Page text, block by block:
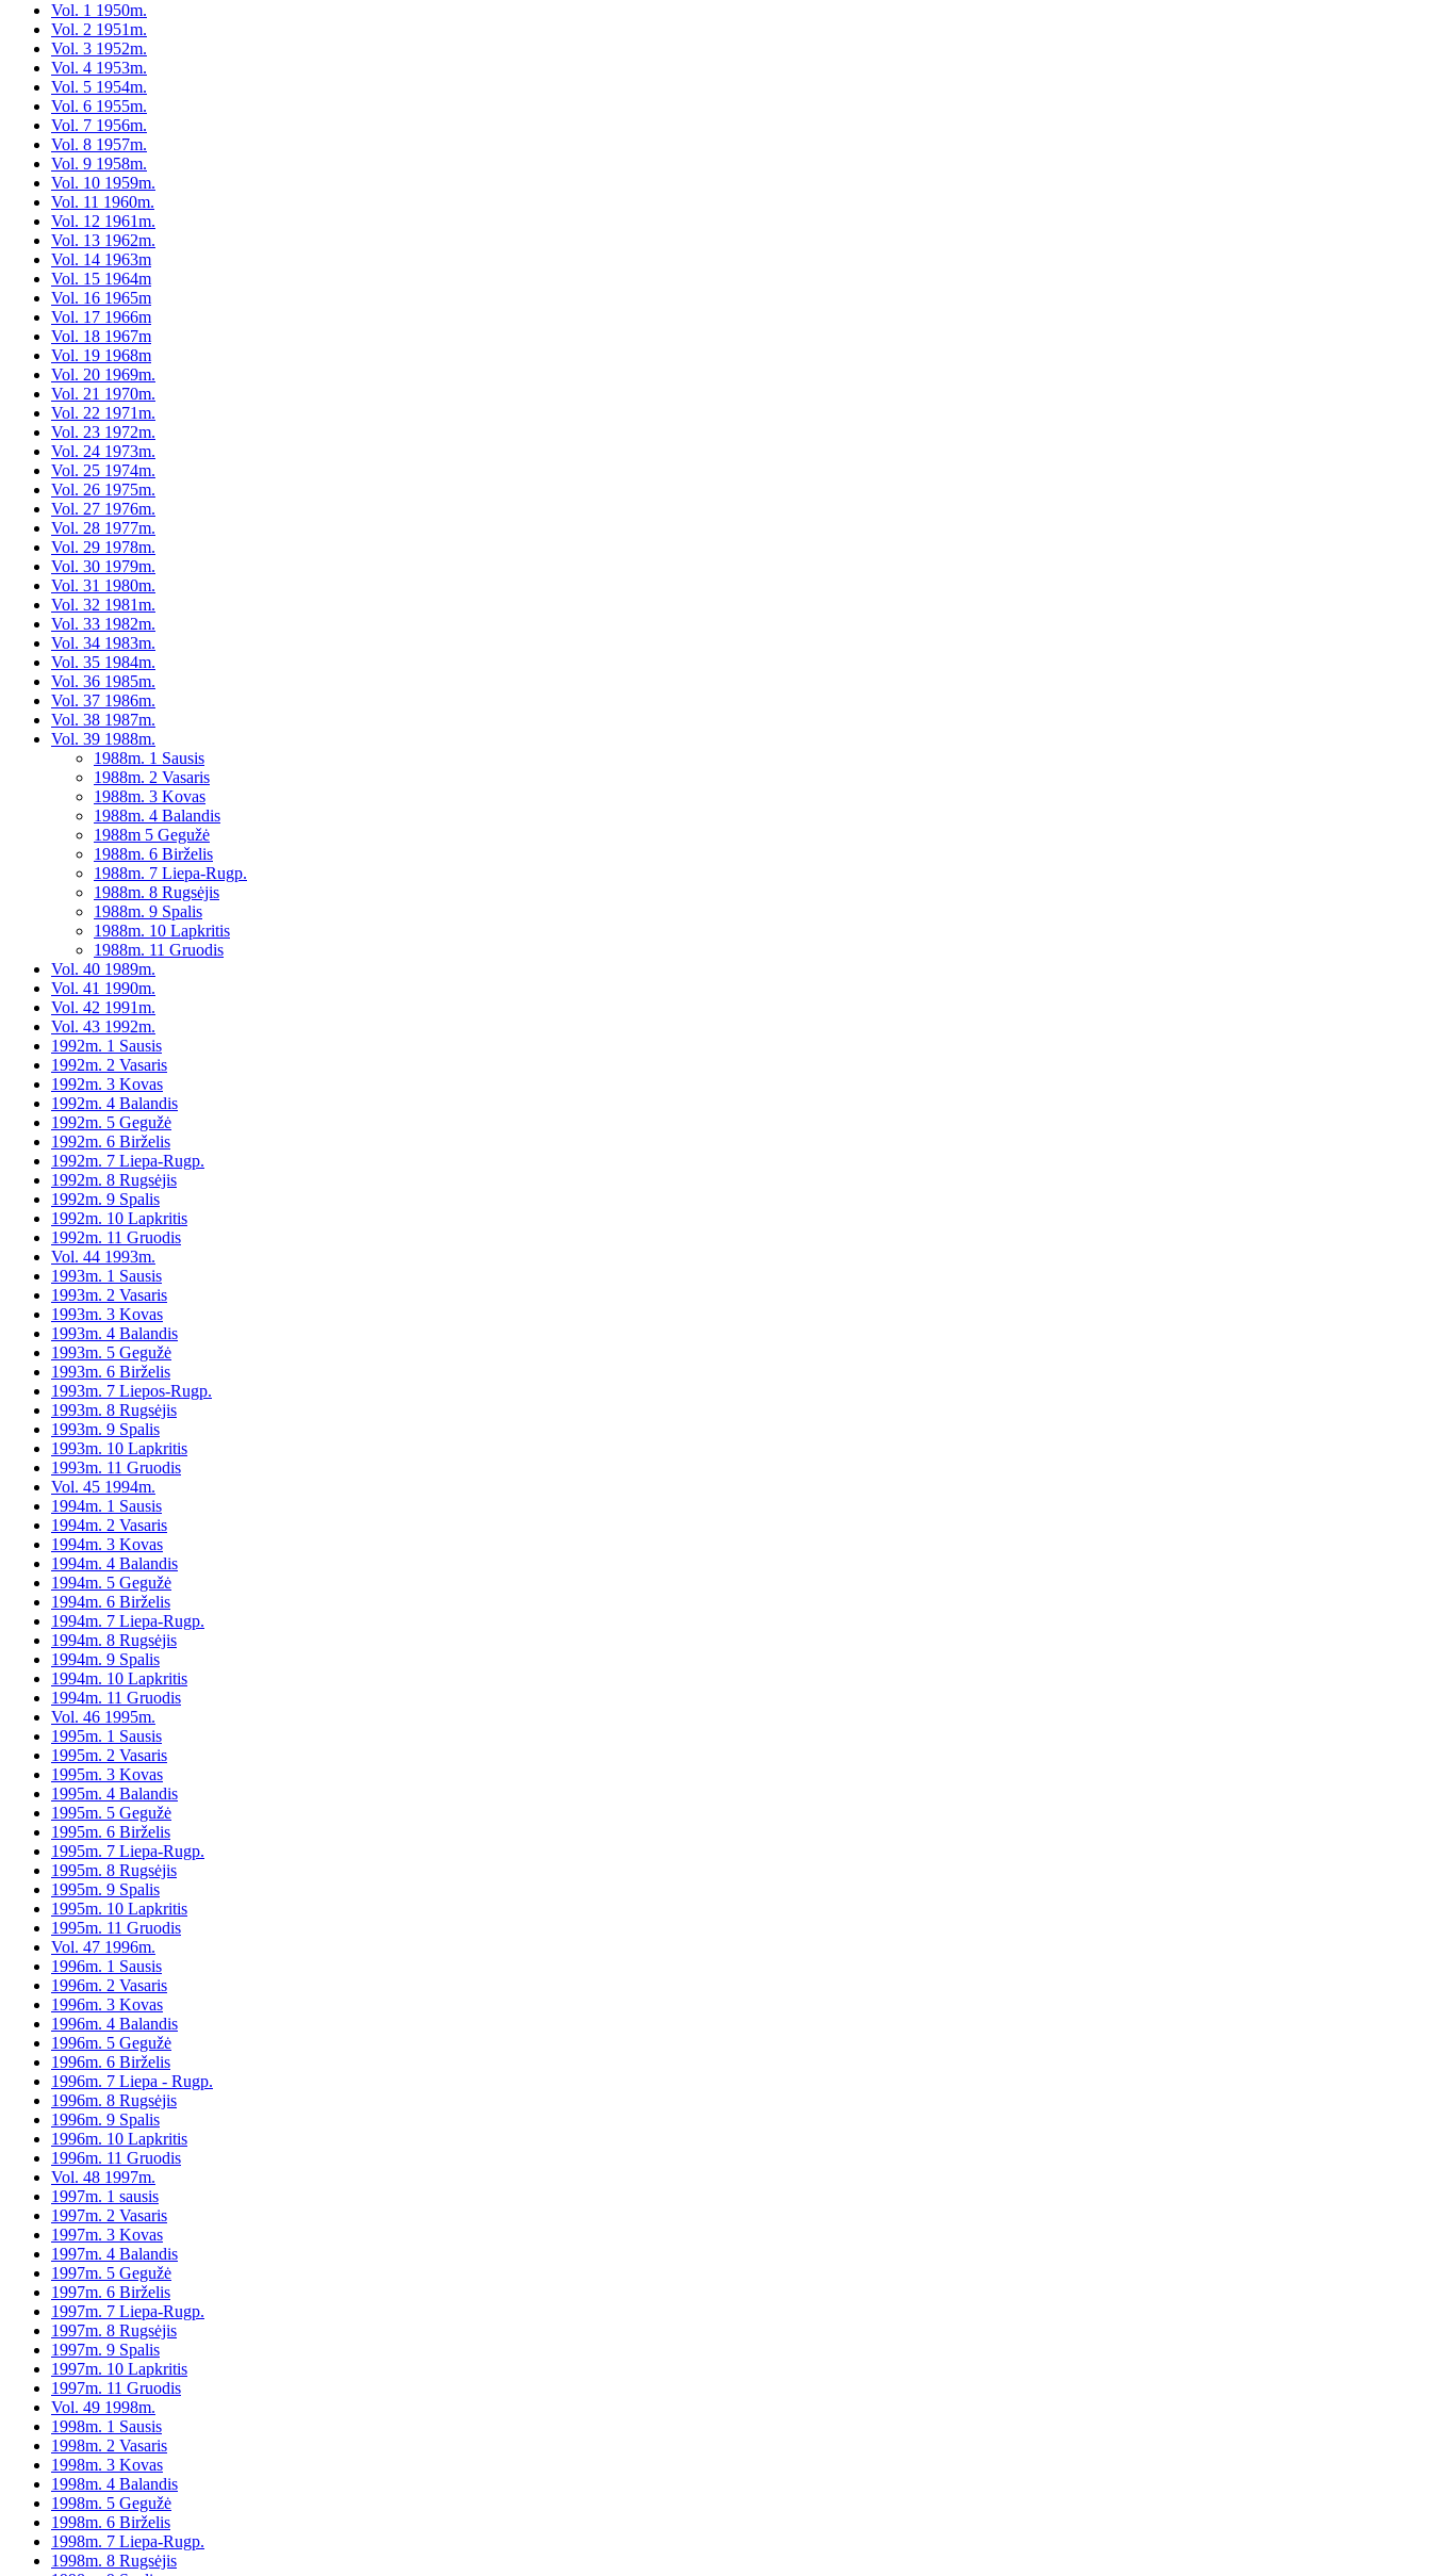
Vol. 1 1950m.
Vol. 2 1951m.
Vol. 3 1952m.
Vol. 4 1953m.
Vol. 5 1954m.
Vol. 6 1955m.
Vol. 7 1956m.
Vol. 8 1957m.
Vol. 9 1958m.
Vol. 10 1959m.
Vol. 11 1960m.
Vol. 12 1961m.
Vol. 13 1962m.
Vol. 14 1963m
Vol. 15 1964m
Vol. 16 1965m
Vol. 17 1966m
Vol. 18 1967m
Vol. 19 1968m
Vol. 20 1969m.
Vol. 21 1970m.
Vol. 22 1971m.
Vol. 23 1972m.
Vol. 24 1973m.
Vol. 25 1974m.
Vol. 26 1975m.
Vol. 27 1976m.
Vol. 28 1977m.
Vol. 29 1978m.
Vol. 30 1979m.
Vol. 31 1980m.
Vol. 32 1981m.
Vol. 33 1982m.
Vol. 34 1983m.
Vol. 35 1984m.
Vol. 36 1985m.
Vol. 37 1986m.
Vol. 38 1987m.
Vol. 39 1988m.
1988m. 1 Sausis
1988m. 2 Vasaris
1988m. 3 Kovas
1988m. 4 Balandis
1988m 5 Gegužė
1988m. 6 Birželis
1988m. 7 Liepa-Rugp.
1988m. 8 Rugsėjis
1988m. 9 Spalis
1988m. 10 Lapkritis
1988m. 11 Gruodis
Vol. 40 1989m.
Vol. 41 1990m.
Vol. 42 1991m.
Vol. 43 1992m.
1992m. 1 Sausis
1992m. 2 Vasaris
1992m. 3 Kovas
1992m. 4 Balandis
1992m. 5 Gegužė
1992m. 6 Birželis
1992m. 7 Liepa-Rugp.
1992m. 8 Rugsėjis
1992m. 9 Spalis
1992m. 10 Lapkritis
1992m. 11 Gruodis
Vol. 44 1993m.
1993m. 1 Sausis
1993m. 2 Vasaris
1993m. 3 Kovas
1993m. 4 Balandis
1993m. 5 Gegužė
1993m. 6 Birželis
1993m. 7 Liepos-Rugp.
1993m. 8 Rugsėjis
1993m. 9 Spalis
1993m. 10 Lapkritis
1993m. 11 Gruodis
Vol. 45 1994m.
1994m. 1 Sausis
1994m. 2 Vasaris
1994m. 3 Kovas
1994m. 4 Balandis
1994m. 5 Gegužė
1994m. 6 Birželis
1994m. 7 Liepa-Rugp.
1994m. 8 Rugsėjis
1994m. 9 Spalis
1994m. 10 Lapkritis
1994m. 11 Gruodis
Vol. 46 1995m.
1995m. 1 Sausis
1995m. 2 Vasaris
1995m. 3 Kovas
1995m. 4 Balandis
1995m. 5 Gegužė
1995m. 6 Birželis
1995m. 7 Liepa-Rugp.
1995m. 8 Rugsėjis
1995m. 9 Spalis
1995m. 10 Lapkritis
1995m. 11 Gruodis
Vol. 47 1996m.
1996m. 1 Sausis
1996m. 2 Vasaris
1996m. 3 Kovas
1996m. 4 Balandis
1996m. 5 Gegužė
1996m. 6 Birželis
1996m. 7 Liepa - Rugp.
1996m. 8 Rugsėjis
1996m. 9 Spalis
1996m. 10 Lapkritis
1996m. 11 Gruodis
Vol. 48 1997m.
1997m. 1 sausis
1997m. 2 Vasaris
1997m. 3 Kovas
1997m. 4 Balandis
1997m. 5 Gegužė
1997m. 6 Birželis
1997m. 7 Liepa-Rugp.
1997m. 8 Rugsėjis
1997m. 9 Spalis
1997m. 10 Lapkritis
1997m. 11 Gruodis
Vol. 49 1998m.
1998m. 1 Sausis
1998m. 2 Vasaris
1998m. 3 Kovas
1998m. 4 Balandis
1998m. 5 Gegužė
1998m. 6 Birželis
1998m. 7 Liepa-Rugp.
1998m. 8 Rugsėjis